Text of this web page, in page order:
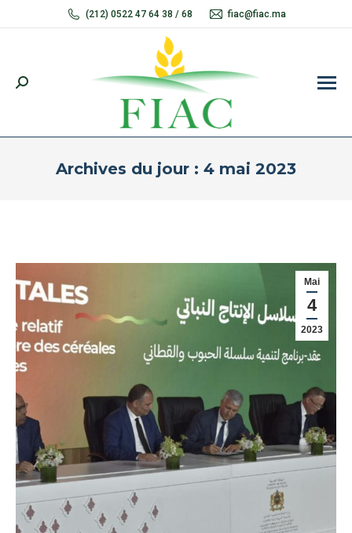
(212) 0522 47 64 38 / 68 fiac@fiac.ma
Recherche
Archives du jour : 4 mai 2023
Mai
4
2023